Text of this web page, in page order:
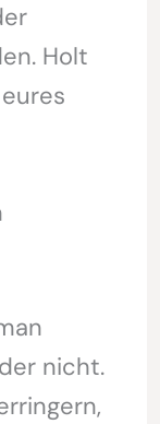
Holt
nicht.